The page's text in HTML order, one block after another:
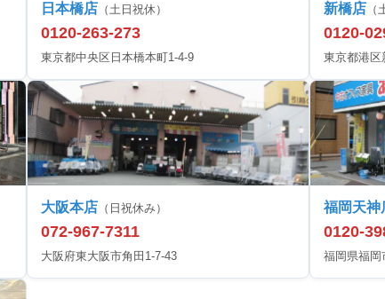
日本橋店 （土日祝休）
0120-263-273
東京都中央区日本橋本町1-4-9
新橋店
0120-
東京都港区
大阪本店 （日祝休み）
072-967-7311
大阪府東大阪市角田1-7-43
福岡天神
0120-
福岡県福岡